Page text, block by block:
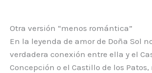
Otra versión “menos romántica”
En la leyenda de amor de Doña Sol
verdadera conexión entre ella y el
Concepción o el Castillo de los